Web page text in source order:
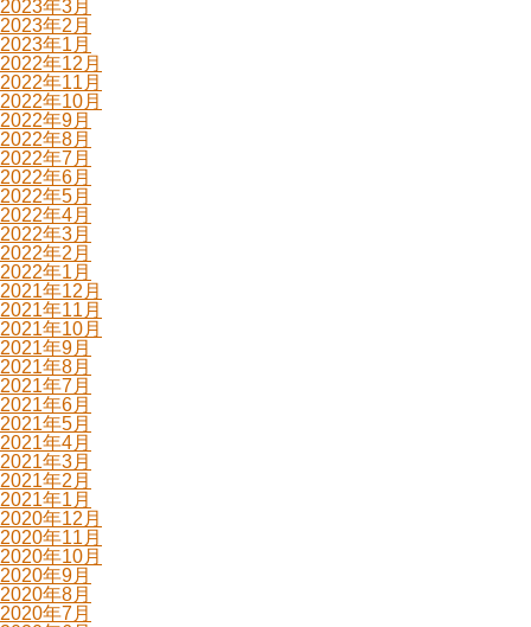
2023年3月
2023年2月
2023年1月
2022年12月
2022年11月
2022年10月
2022年9月
2022年8月
2022年7月
2022年6月
2022年5月
2022年4月
2022年3月
2022年2月
2022年1月
2021年12月
2021年11月
2021年10月
2021年9月
2021年8月
2021年7月
2021年6月
2021年5月
2021年4月
2021年3月
2021年2月
2021年1月
2020年12月
2020年11月
2020年10月
2020年9月
2020年8月
2020年7月